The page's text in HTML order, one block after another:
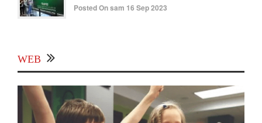
Posted On sam 16 Sep 2023
WEB